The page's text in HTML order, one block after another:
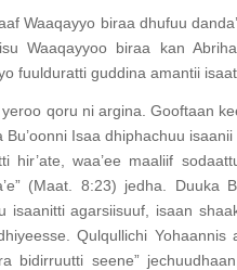
Waaqayyo biraa dhufuu
Waaqayyoo biraa kan
fuulduratti guddina amantii
qoru ni argina. Gooftaan
Isaa dhiphachuu isaanii
hir’ate, waa’ee maaliif
(Maat. 8:23) jedha. Duuka
agarsiisuuf, isaan
Qulqullichi Yohaannis
bidirruutti seene”